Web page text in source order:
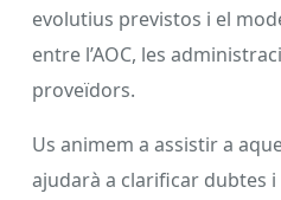
evolutius previstos i el
entre l’AOC, les
proveïdors.
Us animem a assistir a
ajudarà a clarificar dubtes